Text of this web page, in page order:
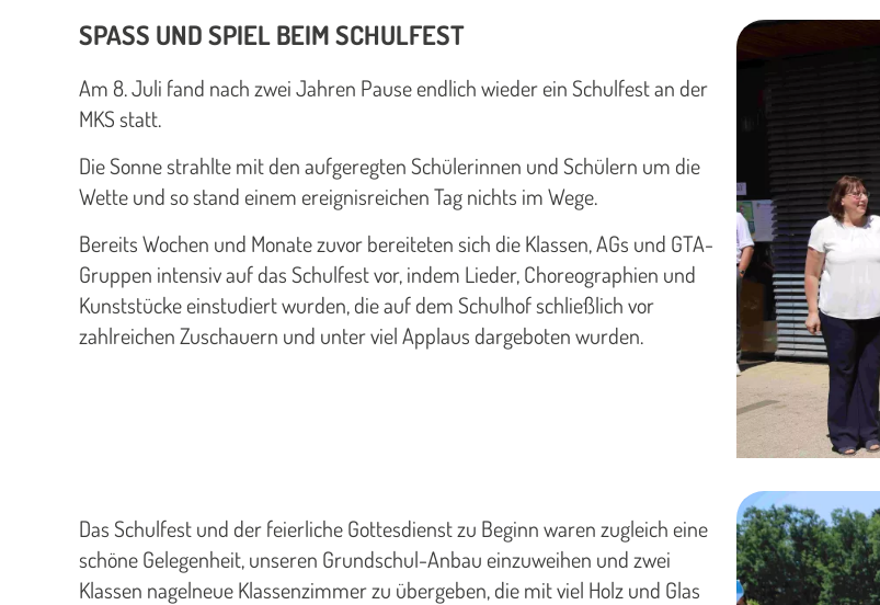
SPASS UND SPIEL BEIM SCHULFEST
Am 8. Juli fand nach zwei Jahren Pause endlich wieder ein Schulfest an der
MKS statt.
Die Sonne strahlte mit den aufgeregten Schülerinnen und Schülern um die
Wette und so stand einem ereignisreichen Tag nichts im Wege.
Bereits Wochen und Monate zuvor bereiteten sich die Klassen, AGs und GTA-
Gruppen intensiv auf das Schulfest vor, indem Lieder, Choreographien und
Kunststücke einstudiert wurden, die auf dem Schulhof schließlich vor
zahlreichen Zuschauern und unter viel Applaus dargeboten wurden.
Das Schulfest und der feierliche Gottesdienst zu Beginn waren zugleich eine
schöne Gelegenheit, unseren Grundschul-Anbau einzuweihen und zwei
Klassen nagelneue Klassenzimmer zu übergeben, die mit viel Holz und Glas